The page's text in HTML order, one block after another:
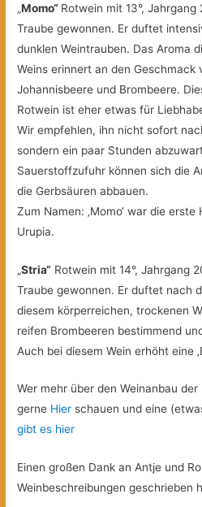
„Momo“ Rotwein mit 13°,
Traube gewonnen. Er duftet
dunklen Weintrauben. Das Aroma
Weins erinnert an den Geschmack
Johannisbeere und Brombeere.
Rotwein ist eher etwas für
Wir empfehlen, ihn nicht sofort
sondern ein paar Stunden
Sauerstoffzufuhr können sich die
die Gerbsäuren abbauen.
Zum Namen: ‚Momo‘ war die
Urupia.
„Stria“ Rotwein mit 14°, Jahrgang
Traube gewonnen. Er duftet nach
diesem körperreichen, trockenen
reifen Brombeeren bestimmend
Auch bei diesem Wein erhöht eine
Wer mehr über den Weinanbau
gerne Hier schauen und eine
gibt es hier
Einen großen Dank an Antje und
Weinbeschreibungen geschrieben